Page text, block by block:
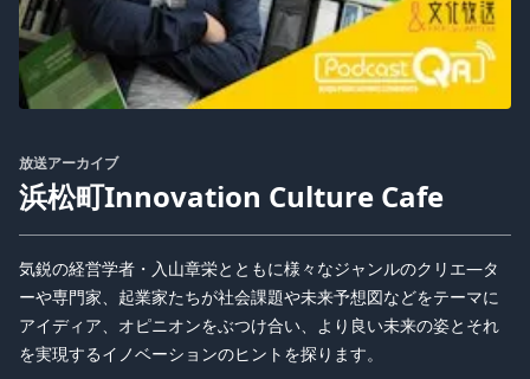
放送アーカイブ
浜松町Innovation Culture Cafe
気鋭の経営学者・入山章栄とともに様々なジャンルのクリエ―タ
ーや専門家、起業家たちが社会課題や未来予想図などをテーマに
アイディア、オピニオンをぶつけ合い、より良い未来の姿とそれ
を実現するイノベーションのヒントを探ります。